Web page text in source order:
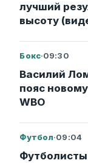
лучший
высоту
Бокс·09:30
Василий
пояс
WBO
Футбол·09:04